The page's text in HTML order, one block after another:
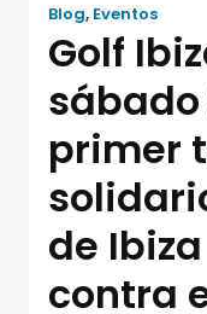
Blog, Eventos
Golf
primer
de
contra